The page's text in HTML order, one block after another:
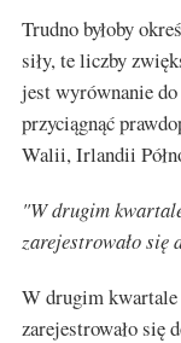
Trudno byłoby
siły, te liczby
jest wyrównanie
przyciągnąć
Walii, Irlandii
"W drugim
zarejestrowało się
W drugim kwartale
zarejestrowało się